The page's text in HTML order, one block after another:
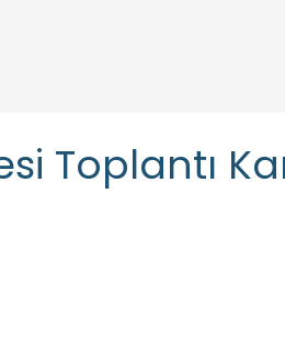
Toplantı